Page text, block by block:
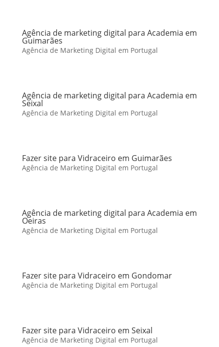
Agência de marketing digital para Academia em
Guimarães
Agência de Marketing Digital em Portugal
Agência de marketing digital para Academia em
Seixal
Agência de Marketing Digital em Portugal
Fazer site para Vidraceiro em Guimarães
Agência de Marketing Digital em Portugal
Agência de marketing digital para Academia em
Oeiras
Agência de Marketing Digital em Portugal
Fazer site para Vidraceiro em Gondomar
Agência de Marketing Digital em Portugal
Fazer site para Vidraceiro em Seixal
Agência de Marketing Digital em Portugal